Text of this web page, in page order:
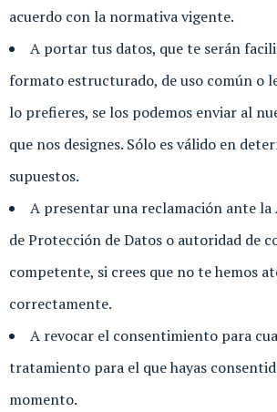
acuerdo con la normativa vigente.
A portar tus datos, que te serán
formato estructurado, de uso común o
lo prefieres, se los podemos enviar al
que nos designes. Sólo es válido en
supuestos.
A presentar una reclamación ante la
de Protección de Datos o autoridad de
competente, si crees que no te hemos
correctamente.
A revocar el consentimiento para
tratamiento para el que hayas
momento.